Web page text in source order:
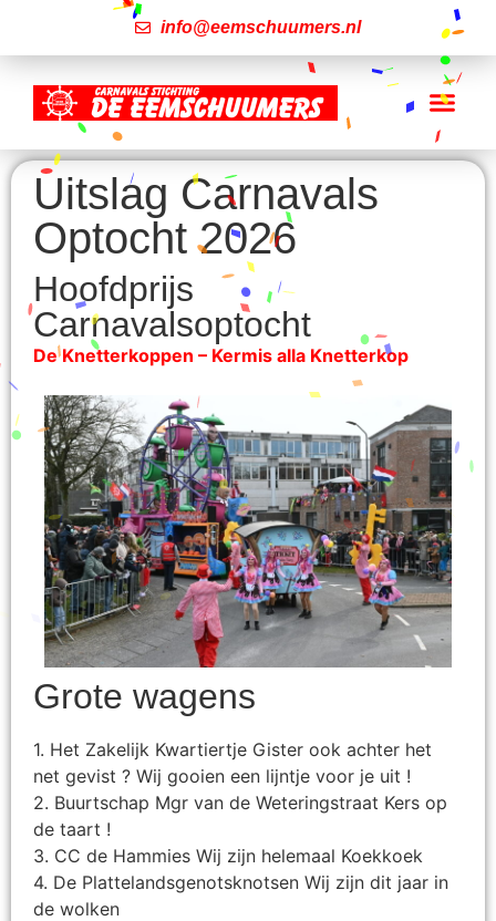
info@eemschuumers.nl
Uitslag Carnavals
Optocht 2026
Hoofdprijs
Carnavalsoptocht
De Knetterkoppen – Kermis alla Knetterkop
Grote wagens
1. Het Zakelijk Kwartiertje Gister ook achter het
net gevist ? Wij gooien een lijntje voor je uit !
2. Buurtschap Mgr van de Weteringstraat Kers op
de taart !
3. CC de Hammies Wij zijn helemaal Koekkoek
4. De Plattelandsgenotsknotsen Wij zijn dit jaar in
de wolken